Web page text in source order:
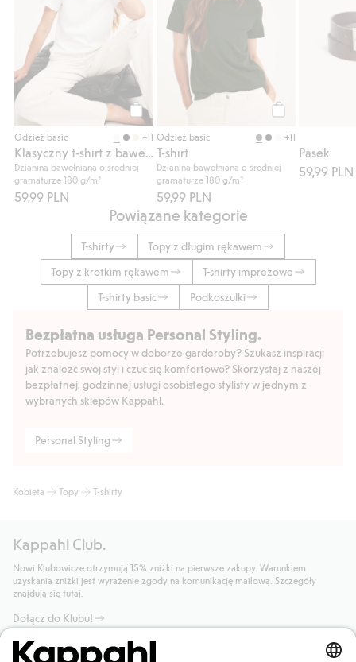
Kup
Odzież basic +11
Dzianina bawełniana o średniej
gramaturze 180 g/m²
59,99 PLN
Odzież basic +11
T-shirt
Dzianina bawełniana o średniej
gramaturze 180 g/m²
59,99 PLN
Pasek
59,99 PLN
Powiązane kategorie
T-shirty
Topy z długim rękawem
Topy z krótkim rękawem
T-shirty imprezowe
T-shirty basic
Podkoszulki
Bezpłatna usługa Personal Styling.
Potrzebujesz pomocy w doborze garderoby? Szukasz inspiracji
jak znaleźć swój styl i czuć się komfortowo? Skorzystaj z naszej
bezpłatnej, godzinnej usługi osobistego stylisty w jednym z
wybranych sklepów Kappahl.
Personal Styling
Kobieta Topy T-shirty
Kappahl Club.
Nowi Klubowicze otrzymują 15% zniżki na pierwsze zakupy. Warunkiem
uzyskania zniżki jest wyrażenie zgody na komunikację mailową. Szczegóły
znajdują się tutaj.
Dołącz do Klubu!